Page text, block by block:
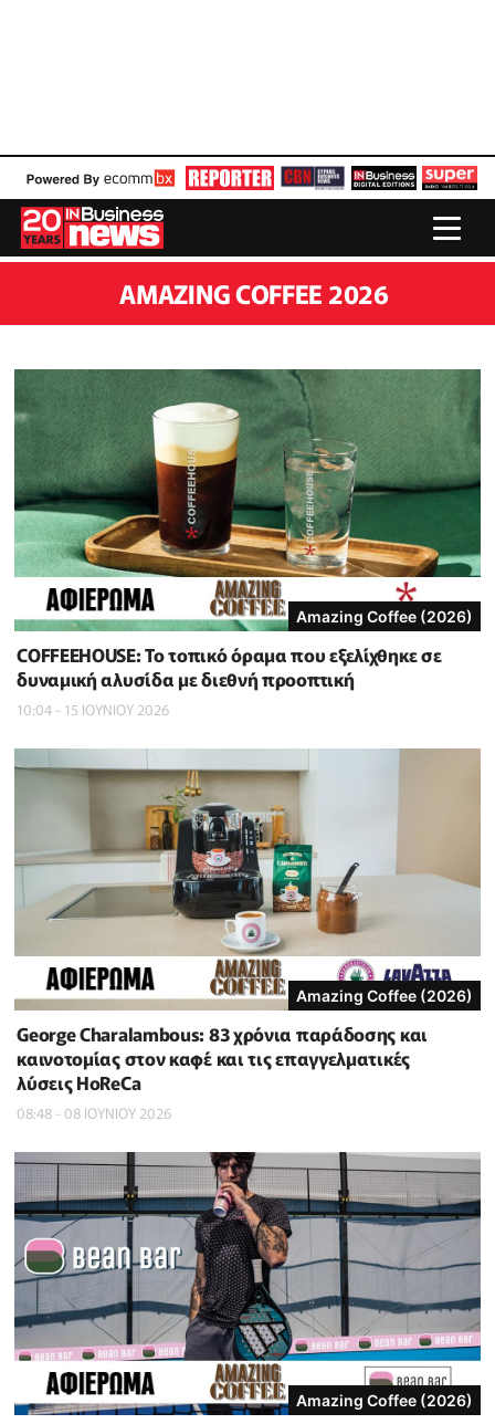
AMAZING COFFEE 2026
Amazing Coffee (2026)
COFFEEHOUSE: Το τοπικό όραμα που εξελίχθηκε σε
δυναμική αλυσίδα με διεθνή προοπτική
10:04 - 15 ΙΟΥΝΙΟΥ 2026
Amazing Coffee (2026)
George Charalambous: 83 χρόνια παράδοσης και
καινοτομίας στον καφέ και τις επαγγελματικές
λύσεις HoReCa
08:48 - 08 ΙΟΥΝΙΟΥ 2026
Amazing Coffee (2026)